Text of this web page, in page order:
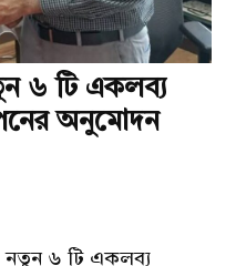
৬ টি একলব্য
অনুমোদন
৬ টি একলব্য